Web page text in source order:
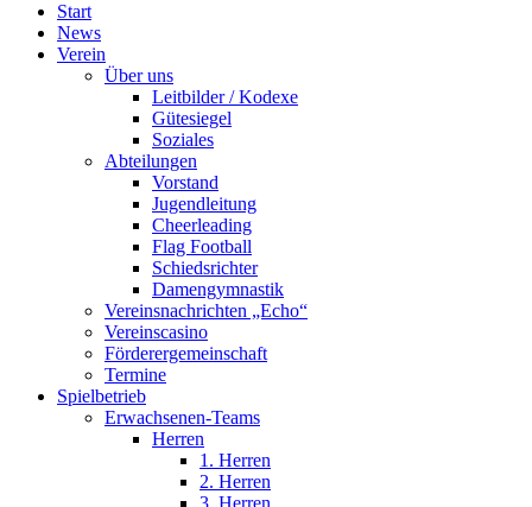
Start
News
Verein
Über uns
Leitbilder / Kodexe
Gütesiegel
Soziales
Abteilungen
Vorstand
Jugendleitung
Cheerleading
Flag Football
Schiedsrichter
Damengymnastik
Vereinsnachrichten „Echo“
Vereinscasino
Förderergemeinschaft
Termine
Spielbetrieb
Erwachsenen-Teams
Herren
1. Herren
2. Herren
3. Herren